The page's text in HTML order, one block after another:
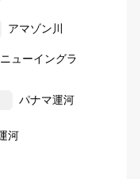
アマゾン川
ューイングラ
パナマ運河
河